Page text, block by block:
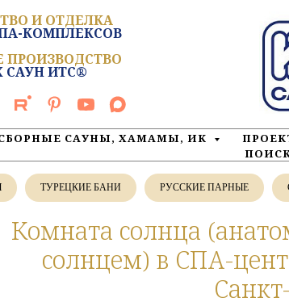
И ОТДЕЛКА
КОМПЛЕКСОВ
ПРОИЗВОДСТВО
САУН ИТС®
САУНЫ, ХАМАМЫ, ИК
ТУРЕЦКИЕ БАНИ РУССКИЕ ПАРНЫЕ
Комната солнца
солнцем) в СПА-